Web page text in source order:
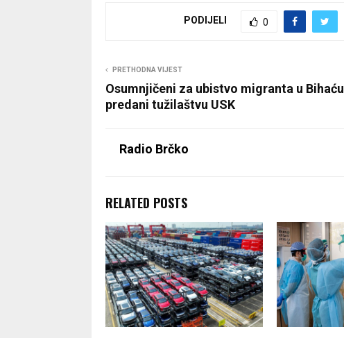
PODIJELI 0
PRETHODNA VIJEST
Osumnjičeni za ubistvo migranta u Bihaću
predani tužilaštvu USK
Radio Brčko
RELATED POSTS